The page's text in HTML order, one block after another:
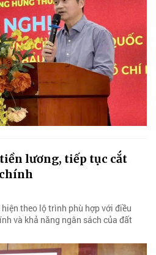
lương, tiếp tục cắt
theo lộ trình phù hợp với điều
và khả năng ngân sách của đất